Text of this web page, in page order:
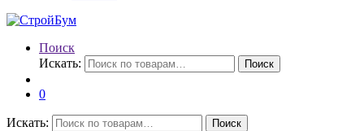
Поиск
Искать:
Поиск
0
Искать: Поиск